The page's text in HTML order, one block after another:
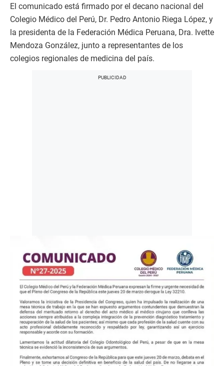
El comunicado está firmado por el decano nacional del
Colegio Médico del Perú, Dr. Pedro Antonio Riega López, y
la presidenta de la Federación Médica Peruana, Dra. Ivette
Mendoza González, junto a representantes de los
colegios regionales de medicina del país.